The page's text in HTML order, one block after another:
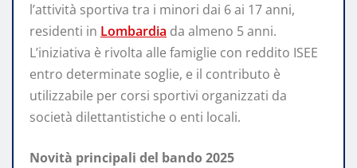
l’attività sportiva tra i minori dai 6 ai 17 anni,
residenti in Lombardia da almeno 5 anni.
L’iniziativa è rivolta alle famiglie con reddito ISEE
entro determinate soglie, e il contributo è
utilizzabile per corsi sportivi organizzati da
società dilettantistiche o enti locali.
Novità principali del bando 2025